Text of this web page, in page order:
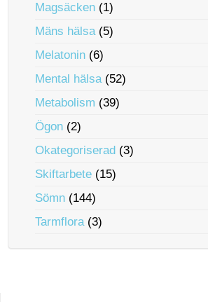
Magsäcken (1)
Mäns hälsa(5)
Melatonin (6)
Mental hälsa(52)
Metabolism (39)
Ögon (2)
Okategoriserad (3)
Skiftarbete (15)
Sömn (144)
Tarmflora(3)